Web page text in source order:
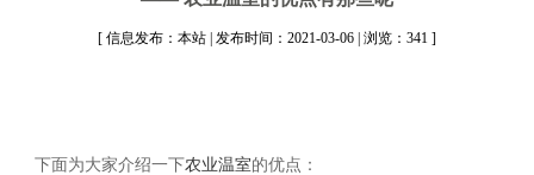
[ 信息发布：本站 | 发布时间：2021-03-06 | 浏览：341 ]
下面为大家介绍一下农业温室的优点：